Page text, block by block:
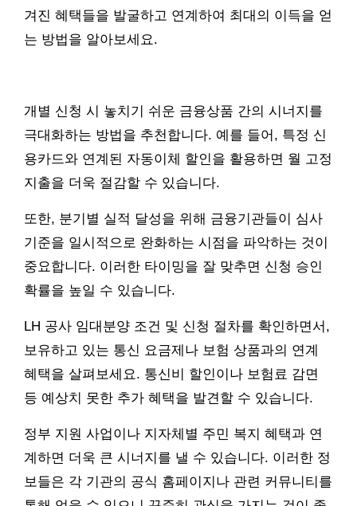
겨진 혜택들을 발굴하고 연계하여 최대의 이득을 얻
는 방법을 알아보세요.
개별 신청 시 놓치기 쉬운 금융상품 간의 시너지를
극대화하는 방법을 추천합니다. 예를 들어, 특정 신
용카드와 연계된 자동이체 할인을 활용하면 월 고정
지출을 더욱 절감할 수 있습니다.
또한, 분기별 실적 달성을 위해 금융기관들이 심사
기준을 일시적으로 완화하는 시점을 파악하는 것이
중요합니다. 이러한 타이밍을 잘 맞추면 신청 승인
확률을 높일 수 있습니다.
LH 공사 임대분양 조건 및 신청 절차를 확인하면서,
보유하고 있는 통신 요금제나 보험 상품과의 연계
혜택을 살펴보세요. 통신비 할인이나 보험료 감면
등 예상치 못한 추가 혜택을 발견할 수 있습니다.
정부 지원 사업이나 지자체별 주민 복지 혜택과 연
계하면 더욱 큰 시너지를 낼 수 있습니다. 이러한 정
보들은 각 기관의 공식 홈페이지나 관련 커뮤니티를